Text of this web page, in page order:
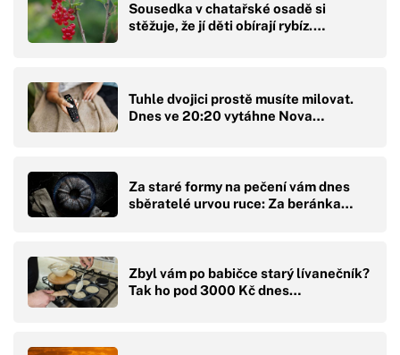
Sousedka v chatařské osadě si
stěžuje, že jí děti obírají rybíz.…
Tuhle dvojici prostě musíte milovat.
Dnes ve 20:20 vytáhne Nova…
Za staré formy na pečení vám dnes
sběratelé urvou ruce: Za beránka…
Zbyl vám po babičce starý lívanečník?
Tak ho pod 3000 Kč dnes…